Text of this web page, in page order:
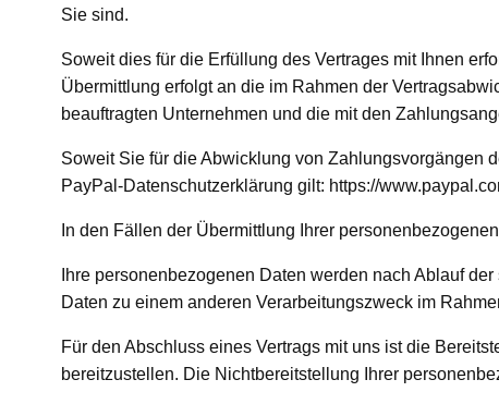
Sie sind.
Soweit dies für die Erfüllung des Vertrages mit Ihnen
Übermittlung erfolgt an die im Rahmen der
beauftragten Unternehmen und die mit den
Soweit Sie für die Abwicklung von Zahlungsvorgängen
PayPal-Datenschutzerklärung gilt: https://
In den Fällen der Übermittlung Ihrer
Ihre personenbezogenen Daten werden nach Ablauf
Daten zu einem anderen Verarbeitungszweck im
Für den Abschluss eines Vertrags mit uns ist die
bereitzustellen. Die Nichtbereitstellung Ihrer